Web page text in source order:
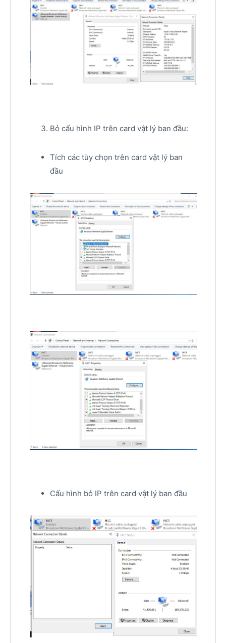
Bỏ cấu hình IP trên card vật lý ban đầu:
Tích các tùy chọn trên card vật lý ban
đầu
Cấu hình bỏ IP trên card vật lý ban đầu